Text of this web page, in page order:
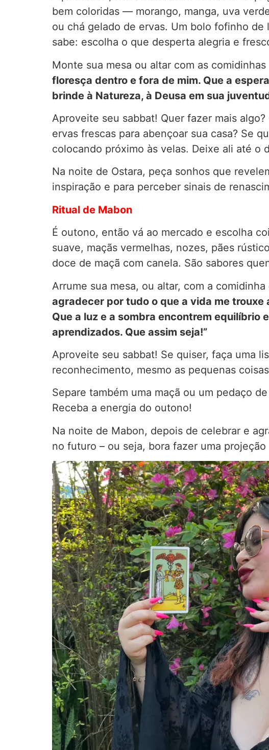
bem coloridas — morango, manga, uva
ou chá gelado de ervas. Um bolo fofinho
sabe: escolha o que desperta alegria e
Monte sua mesa ou altar com as
floresça dentro e fora de mim. Que a
brinde à Natureza, à Deusa em sua
Aproveite seu sabbat! Quer fazer mais
ervas frescas para abençoar sua casa? Se
colocando próximo às velas. Deixe ali até o
Na noite de Ostara, peça sonhos que
inspiração e para perceber sinais de
Ritual de Mabon
É outono, então vá ao mercado e escolha
suave, maçãs vermelhas, nozes, pães
doce de maçã com canela. São sabores
Arrume sua mesa, ou altar, com a
agradecer por tudo o que a vida me trouxe
Que a luz e a sombra encontrem equilíbrio
aprendizados. Que assim seja!”
Aproveite seu sabbat! Se quiser, faça uma
reconhecimento, mesmo as pequenas
Separe também uma maçã ou um pedaço
Receba a energia do outono!
Na noite de Mabon, depois de celebrar e
no futuro – ou seja, bora fazer uma